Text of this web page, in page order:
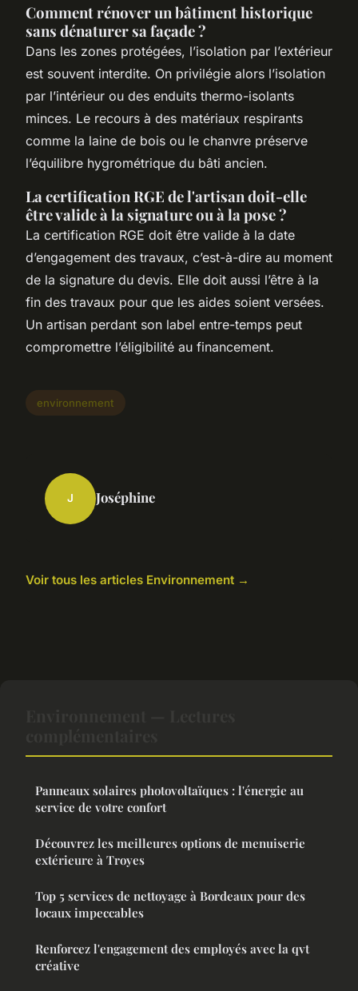
Comment rénover un bâtiment historique
sans dénaturer sa façade ?
Dans les zones protégées, l’isolation par l’extérieur
est souvent interdite. On privilégie alors l’isolation
par l’intérieur ou des enduits thermo-isolants
minces. Le recours à des matériaux respirants
comme la laine de bois ou le chanvre préserve
l’équilibre hygrométrique du bâti ancien.
La certification RGE de l'artisan doit-elle
être valide à la signature ou à la pose ?
La certification RGE doit être valide à la date
d’engagement des travaux, c’est-à-dire au moment
de la signature du devis. Elle doit aussi l’être à la
fin des travaux pour que les aides soient versées.
Un artisan perdant son label entre-temps peut
compromettre l’éligibilité au financement.
environnement
J Joséphine
Voir tous les articles Environnement →
Panneaux solaires photovoltaïques : l'énergie au
service de votre confort
Découvrez les meilleures options de menuiserie
extérieure à Troyes
Top 5 services de nettoyage à Bordeaux pour des
locaux impeccables
Renforcez l'engagement des employés avec la qvt
créative